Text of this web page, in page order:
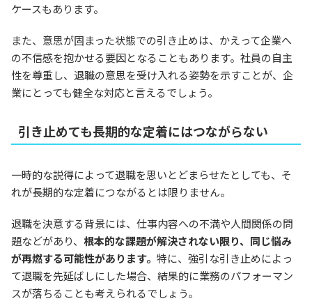
ケースもあります。
また、意思が固まった状態での引き止めは、かえって企業へ
の不信感を抱かせる要因となることもあります。社員の自主
性を尊重し、退職の意思を受け入れる姿勢を示すことが、企
業にとっても健全な対応と言えるでしょう。
引き止めても長期的な定着にはつながらない
一時的な説得によって退職を思いとどまらせたとしても、そ
れが長期的な定着につながるとは限りません。
退職を決意する背景には、仕事内容への不満や人間関係の問
題などがあり、 根本的な課題が解決されない限り、同じ悩み
が再燃する可能性があります。 特に、強引な引き止めによっ
て退職を先延ばしにした場合、結果的に業務のパフォーマン
スが落ちることも考えられるでしょう。